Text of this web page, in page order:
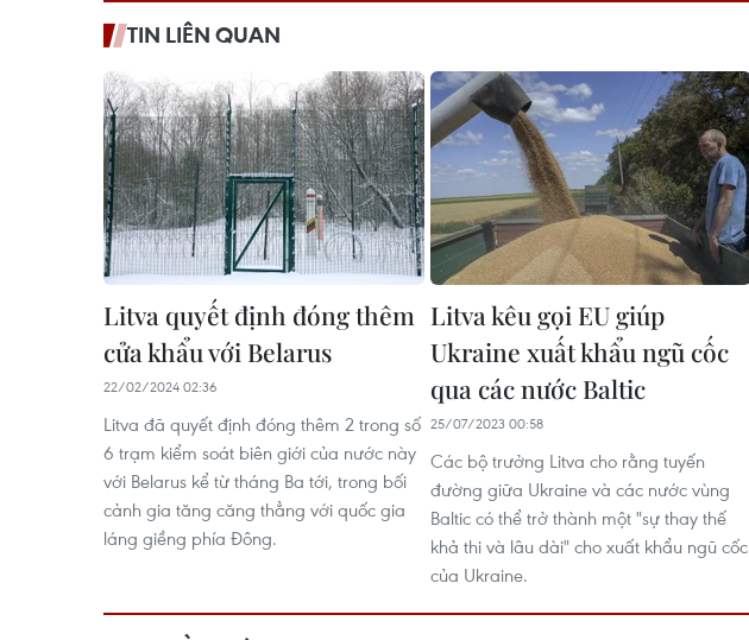
TIN LIÊN QUAN
Litva quyết định đóng thêm
cửa khẩu với Belarus
22/02/2024 02:36
Litva đã quyết định đóng thêm 2 trong số
6 trạm kiểm soát biên giới của nước này
với Belarus kể từ tháng Ba tới, trong bối
cảnh gia tăng căng thẳng với quốc gia
láng giềng phía Đông.
Litva kêu gọi EU giúp
Ukraine xuất khẩu ngũ cốc
qua các nước Baltic
25/07/2023 00:58
Các bộ trưởng Litva cho rằng tuyến
đường giữa Ukraine và các nước vùng
Baltic có thể trở thành một "sự thay thế
khả thi và lâu dài" cho xuất khẩu ngũ cốc
của Ukraine.